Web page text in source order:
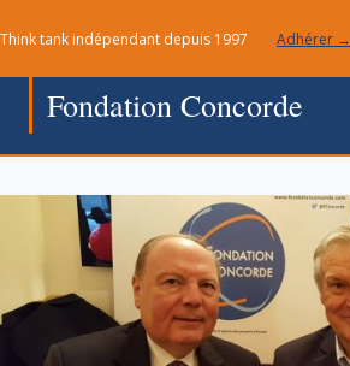
au
contenu
Think tank indépendant depuis 1997 Adhérer →
Fondation Concorde